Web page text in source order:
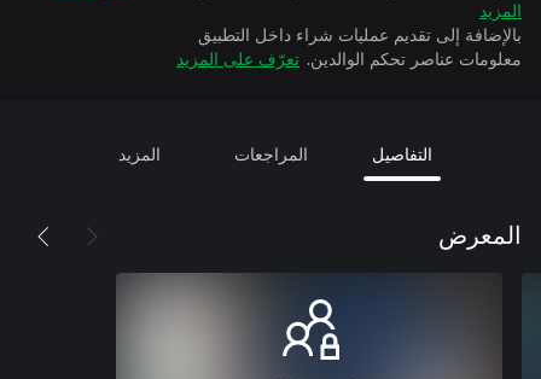
المزيد
بالإضافة إلى تقديم عمليات شراء داخل التطبيق
معلومات عناصر تحكم الوالدين. تعرّف على المزيد
التفاصيل المراجعات المزيد
المعرض